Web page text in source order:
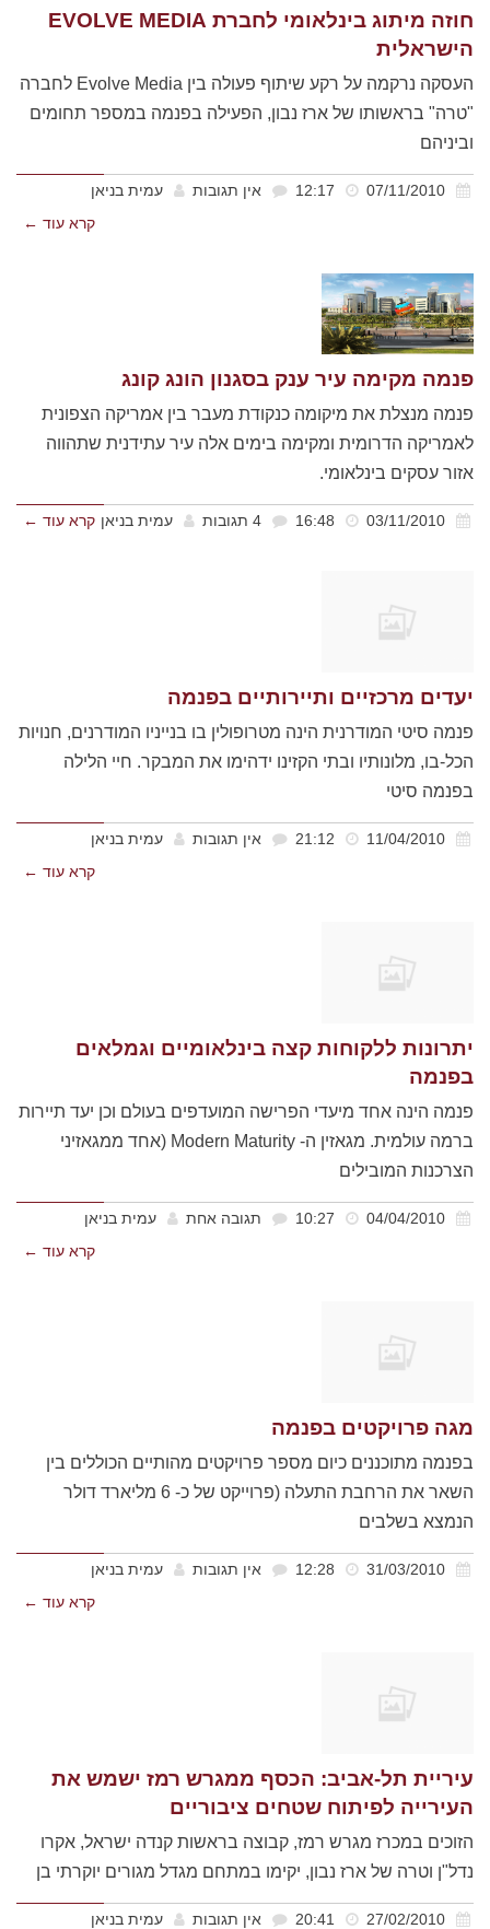
חוזה מיתוג בינלאומי לחברת EVOLVE MEDIA
הישראלית
העסקה נרקמה על רקע שיתוף פעולה בין Evolve Media לחברה
"טרה" בראשותו של ארז נבון, הפעילה בפנמה במספר תחומים
וביניהם
אין תגובות
עמית בניאן
קרא עוד ←
פנמה מקימה עיר ענק בסגנון הונג קונג
פנמה מנצלת את מיקומה כנקודת מעבר בין אמריקה הצפונית
לאמריקה הדרומית ומקימה בימים אלה עיר עתידנית שתהווה
אזור עסקים בינלאומי.
4 תגובות עמית בניאן קרא עוד ←
יעדים מרכזיים ותיירותיים בפנמה
פנמה סיטי המודרנית הינה מטרופולין בו בנייניו המודרנים, חנויות
הכל-בו, מלונותיו ובתי הקזינו ידהימו את המבקר. חיי הלילה
בפנמה סיטי
אין תגובות
עמית בניאן
קרא עוד ←
יתרונות ללקוחות קצה בינלאומיים וגמלאים
בפנמה
פנמה הינה אחד מיעדי הפרישה המועדפים בעולם וכן יעד תיירות
ברמה עולמית. מגאזין ה- Modern Maturity (אחד ממגאזיני
הצרכנות המובילים
תגובה אחת
עמית בניאן
קרא עוד ←
מגה פרויקטים בפנמה
בפנמה מתוכננים כיום מספר פרויקטים מהותיים הכוללים בין
השאר את הרחבת התעלה (פרוייקט של כ- 6 מליארד דולר
הנמצא בשלבים
אין תגובות
עמית בניאן
קרא עוד ←
עיריית תל-אביב: הכסף ממגרש רמז ישמש את
העירייה לפיתוח שטחים ציבוריים
הזוכים במכרז מגרש רמז, קבוצה בראשות קנדה ישראל, אקרו
נדל"ן וטרה של ארז נבון, יקימו במתחם מגדל מגורים יוקרתי בן
אין תגובות
עמית בניאן